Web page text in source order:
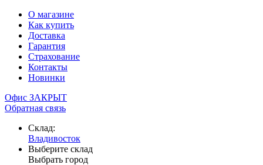
О магазине
Как купить
Доставка
Гарантия
Страхование
Контакты
Новинки
Офис ЗАКРЫТ
Обратная связь
Склад:
Владивосток
Выберите склад
Выбрать город